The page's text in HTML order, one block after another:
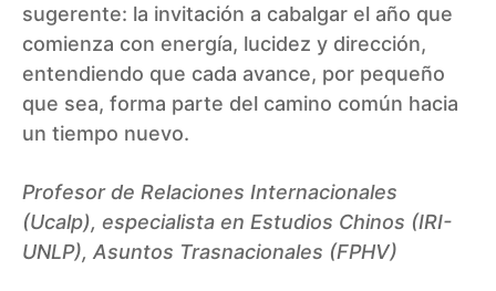
sugerente: la invitación a cabalgar el año que
comienza con energía, lucidez y dirección,
entendiendo que cada avance, por pequeño
que sea, forma parte del camino común hacia
un tiempo nuevo.
Profesor de Relaciones Internacionales
(Ucalp), especialista en Estudios Chinos (IRI-
UNLP), Asuntos Trasnacionales (FPHV)